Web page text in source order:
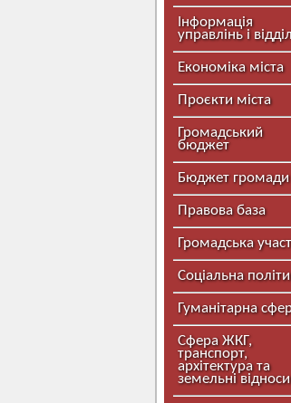
Інформація
управлінь і
Економіка міста
Проєкти міста
Громадський
бюджет
Бюджет громади
Правова база
Громадська
Соціальна
Гуманітарна
Сфера ЖКГ,
транспорт,
архітектура та
земельні